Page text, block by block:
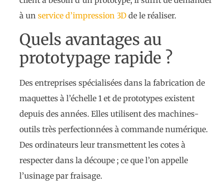
à un service d’impression 3D de le réaliser.
Quels avantages au
prototypage rapide ?
Des entreprises spécialisées dans la fabrication de
maquettes à l’échelle 1 et de prototypes existent
depuis des années. Elles utilisent des machines-
outils très perfectionnées à commande numérique.
Des ordinateurs leur transmettent les cotes à
respecter dans la découpe ; ce que l’on appelle
l’usinage par fraisage.